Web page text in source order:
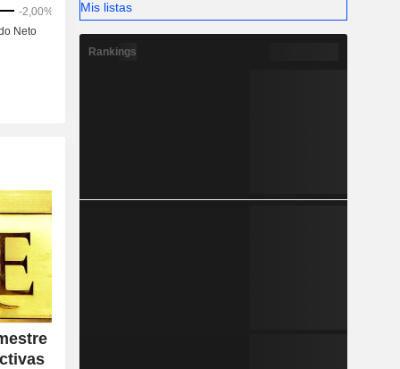
Mis listas
Rankings